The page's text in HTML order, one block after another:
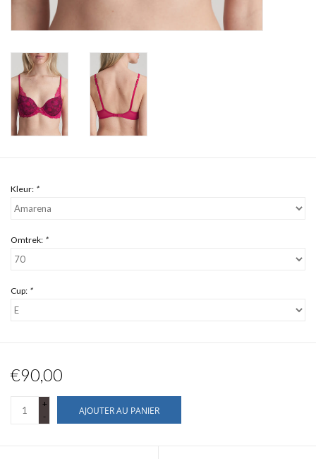
Kleur: *
Omtrek: *
Cup: *
€90,00
+
-
AJOUTER AU PANIER